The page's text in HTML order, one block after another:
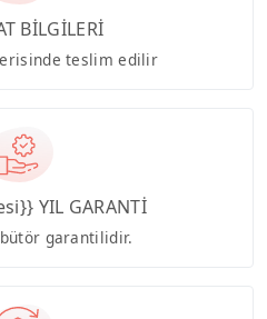
BİLGİLERİ
teslim edilir
YIL GARANTİ
garantilidir.